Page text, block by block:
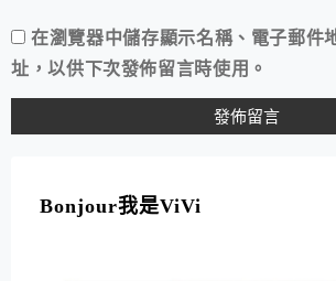
在瀏覽器中儲存顯示名稱、電子郵件
址，以供下次發佈留言時使用。
Bonjour我是ViVi